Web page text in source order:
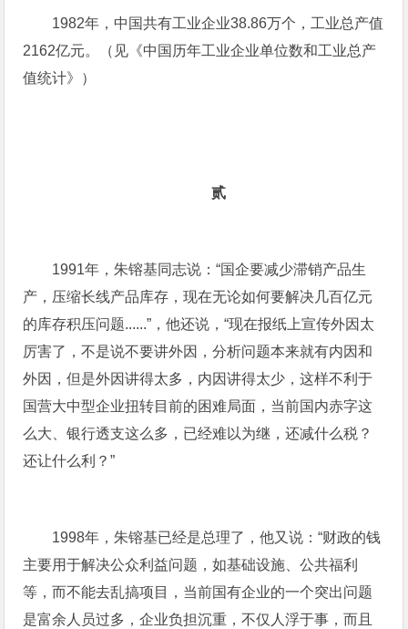
1982年，中国共有工业企业38.86万个，工业总产值
2162亿元。（见《中国历年工业企业单位数和工业总产
值统计》）
贰
1991年，朱镕基同志说：“国企要减少滞销产品生
产，压缩长线产品库存，现在无论如何要解决几百亿元
的库存积压问题......”，他还说，“现在报纸上宣传外因太
厉害了，不是说不要讲外因，分析问题本来就有内因和
外因，但是外因讲得太多，内因讲得太少，这样不利于
国营大中型企业扭转目前的困难局面，当前国内赤字这
么大、银行透支这么多，已经难以为继，还减什么税？
还让什么利？”
1998年，朱镕基已经是总理了，他又说：“财政的钱
主要用于解决公众利益问题，如基础设施、公共福利
等，而不能去乱搞项目，当前国有企业的一个突出问题
是富余人员过多，企业负担沉重，不仅人浮于事，而且